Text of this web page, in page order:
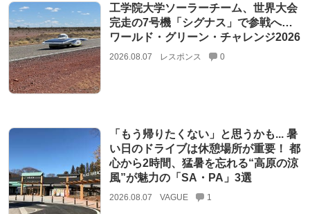
工学院大学ソーラーチーム、世界大会
完走の7号機「シグナス」で参戦へ…
ワールド・グリーン・チャレンジ2026
2026.08.07 レスポンス 0
「もう帰りたくない」と思うかも... 暑
い日のドライブは休憩場所が重要！ 都
心から2時間、猛暑を忘れる“高原の涼
風”が魅力の「SA・PA」3選
2026.08.07 VAGUE 1